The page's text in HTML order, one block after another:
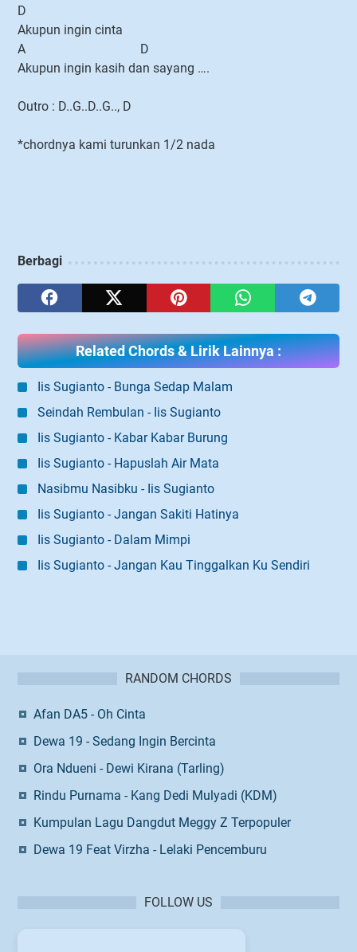
D
Akupun ingin cinta
A D
Akupun ingin kasih dan sayang ….
Outro : D..G..D..G.., D
*chordnya kami turunkan 1/2 nada
Berbagi
Related Chords & Lirik Lainnya :
Iis Sugianto - Bunga Sedap Malam
Seindah Rembulan - Iis Sugianto
Iis Sugianto - Kabar Kabar Burung
Iis Sugianto - Hapuslah Air Mata
Nasibmu Nasibku - Iis Sugianto
Iis Sugianto - Jangan Sakiti Hatinya
Iis Sugianto - Dalam Mimpi
Iis Sugianto - Jangan Kau Tinggalkan Ku Sendiri
RANDOM CHORDS
Afan DA5 - Oh Cinta
Dewa 19 - Sedang Ingin Bercinta
Ora Ndueni - Dewi Kirana (Tarling)
Rindu Purnama - Kang Dedi Mulyadi (KDM)
Kumpulan Lagu Dangdut Meggy Z Terpopuler
Dewa 19 Feat Virzha - Lelaki Pencemburu
FOLLOW US